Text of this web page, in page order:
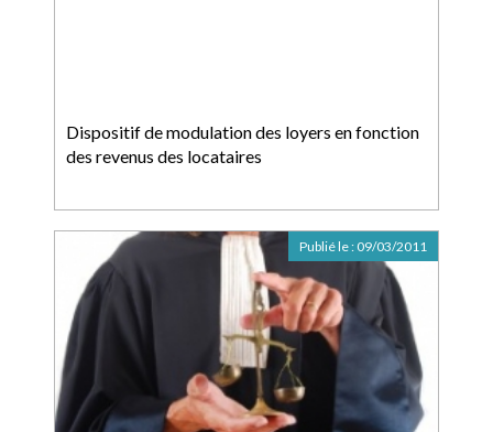
Dispositif de modulation des loyers en fonction
des revenus des locataires
Publié le : 09/03/2011